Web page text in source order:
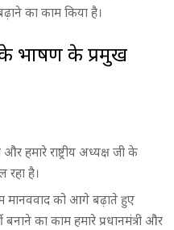
का काम किया है।
भाषण के प्रमुख
हमारे राष्ट्रीय अध्यक्ष जी के
है।
मानववाद को आगे बढ़ाते हुए
का काम हमारे प्रधानमंत्री और